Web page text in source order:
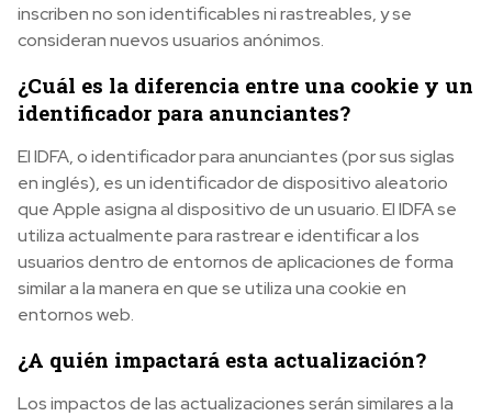
inscriben no son identificables ni rastreables, y se
consideran nuevos usuarios anónimos.
¿Cuál es la diferencia entre una cookie y un
identificador para anunciantes?
El IDFA, o identificador para anunciantes (por sus siglas
en inglés), es un identificador de dispositivo aleatorio
que Apple asigna al dispositivo de un usuario. El IDFA se
utiliza actualmente para rastrear e identificar a los
usuarios dentro de entornos de aplicaciones de forma
similar a la manera en que se utiliza una cookie en
entornos web.
¿A quién impactará esta actualización?
Los impactos de las actualizaciones serán similares a la